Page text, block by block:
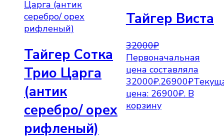
Тайгер Сотка
Трио Царга
(антик
серебро/ орех
рифленый)
Тайгер Виста
32000₽
Первоначальная
цена составляла
32000₽.26900₽
цена: 26900₽. В
корзину